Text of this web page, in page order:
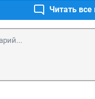
Читать